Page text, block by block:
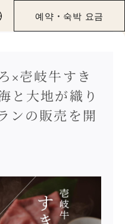
예약・숙박 요금
×壱岐牛すき
と大地が織り
ンの販売を開